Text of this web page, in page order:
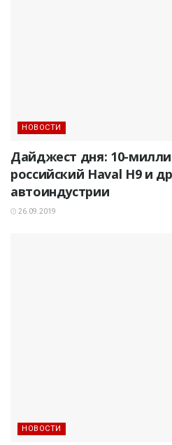
НОВОСТИ
Дайджест дня: 10-
российский Haval H9 и
автоиндустрии
26.09.2019
НОВОСТИ